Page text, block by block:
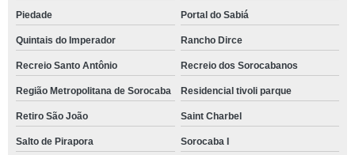
Piedade Portal do Sabiá
Quintais do Imperador Rancho Dirce
Recreio Santo Antônio Recreio dos Sorocabanos
Região Metropolitana de Sorocaba Residencial tivoli parque
Retiro São João Saint Charbel
Salto de Pirapora Sorocaba I